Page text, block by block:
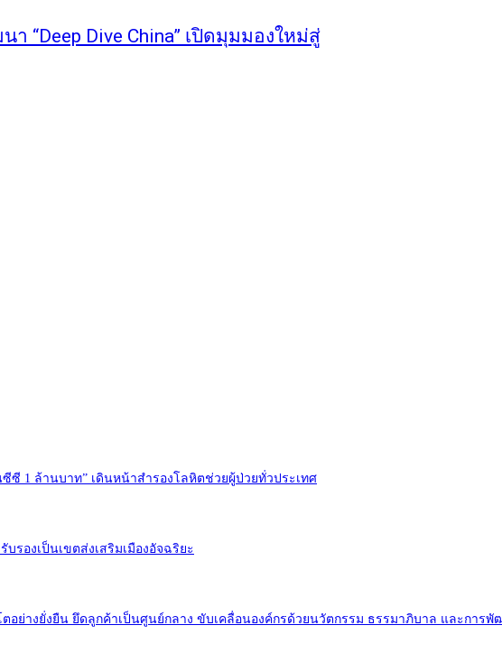
“Deep Dive China” เปิดมุมมองใหม่สู่
ซี 1 ล้านบาท” เดินหน้าสำรองโลหิตช่วยผู้ป่วยทั่วประเทศ
บรองเป็นเขตส่งเสริมเมืองอัจฉริยะ
ตอย่างยั่งยืน ยึดลูกค้าเป็นศูนย์กลาง ขับเคลื่อนองค์กรด้วยนวัตกรรม ธรรมาภิบาล และการ